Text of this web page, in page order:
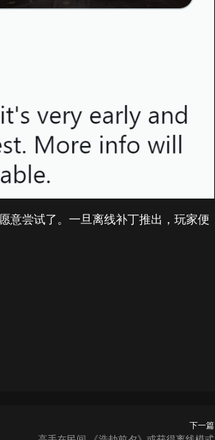
意尝试了。一旦离线补丁推出，玩家便
下一篇